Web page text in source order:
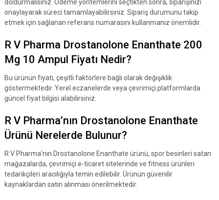
doldurmalısınız. Ödeme yöntemlerini seçtikten sonra, siparişinizi
onaylayarak süreci tamamlayabilirsiniz. Sipariş durumunu takip
etmek için sağlanan referans numarasını kullanmanız önemlidir.
R V Pharma Drostanolone Enanthate 200
Mg 10 Ampul Fiyatı Nedir?
Bu ürünün fiyatı, çeşitli faktörlere bağlı olarak değişiklik
göstermektedir. Yerel eczanelerde veya çevrimiçi platformlarda
güncel fiyat bilgisi alabilirsiniz.
R V Pharma’nın Drostanolone Enanthate
Ürünü Nerelerde Bulunur?
R V Pharma’nın Drostanolone Enanthate ürünü, spor besinleri satan
mağazalarda, çevrimiçi e-ticaret sitelerinde ve fitness ürünleri
tedarikçileri aracılığıyla temin edilebilir. Ürünün güvenilir
kaynaklardan satın alınması önerilmektedir.